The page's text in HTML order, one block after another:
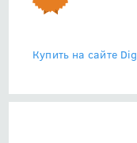
Купить на сайте